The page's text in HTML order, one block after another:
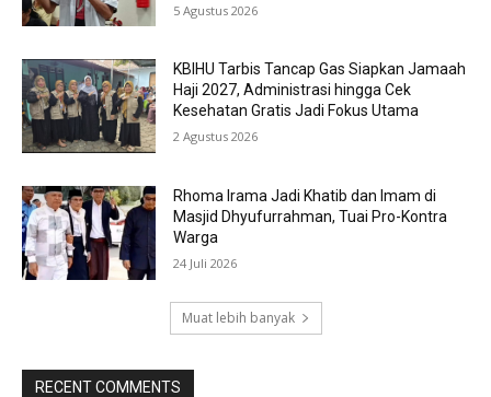
5 Agustus 2026
KBIHU Tarbis Tancap Gas Siapkan Jamaah
Haji 2027, Administrasi hingga Cek
Kesehatan Gratis Jadi Fokus Utama
2 Agustus 2026
Rhoma Irama Jadi Khatib dan Imam di
Masjid Dhyufurrahman, Tuai Pro-Kontra
Warga
24 Juli 2026
Muat lebih banyak
RECENT COMMENTS